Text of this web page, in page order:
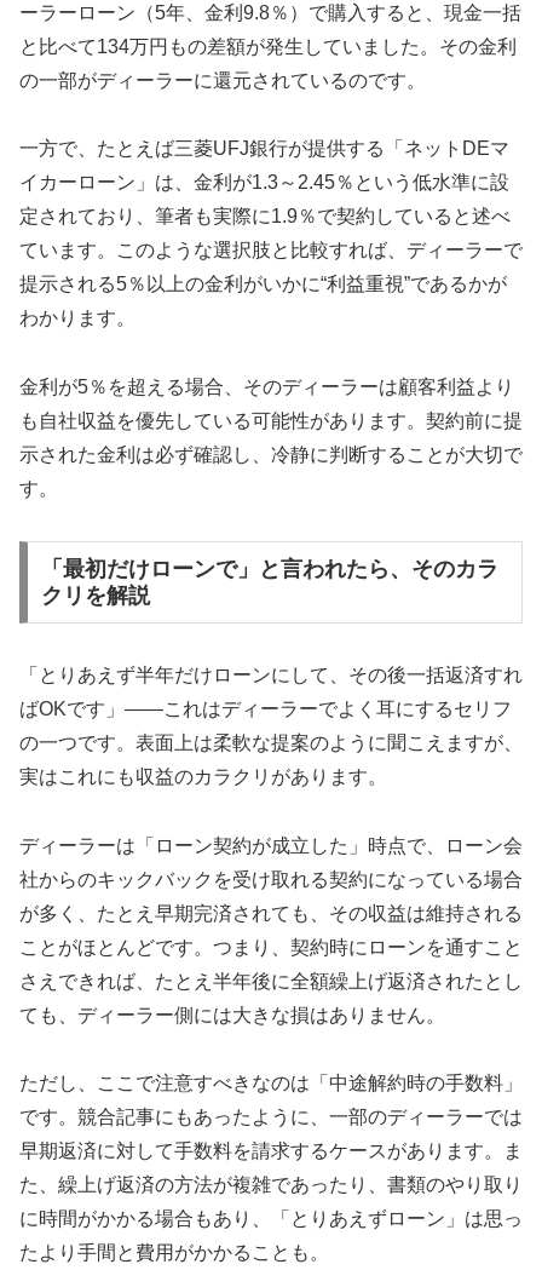
ーラーローン（5年、金利9.8％）で購入すると、現金一括
と比べて134万円もの差額が発生していました。その金利
の一部がディーラーに還元されているのです。
一方で、たとえば三菱UFJ銀行が提供する「ネットDEマ
イカーローン」は、金利が1.3～2.45％という低水準に設
定されており、筆者も実際に1.9％で契約していると述べ
ています。このような選択肢と比較すれば、ディーラーで
提示される5％以上の金利がいかに“利益重視”であるかが
わかります。
金利が5％を超える場合、そのディーラーは顧客利益より
も自社収益を優先している可能性があります。契約前に提
示された金利は必ず確認し、冷静に判断することが大切で
す。
「最初だけローンで」と言われたら、そのカラ
クリを解説
「とりあえず半年だけローンにして、その後一括返済すれ
ばOKです」――これはディーラーでよく耳にするセリフ
の一つです。表面上は柔軟な提案のように聞こえますが、
実はこれにも収益のカラクリがあります。
ディーラーは「ローン契約が成立した」時点で、ローン会
社からのキックバックを受け取れる契約になっている場合
が多く、たとえ早期完済されても、その収益は維持される
ことがほとんどです。つまり、契約時にローンを通すこと
さえできれば、たとえ半年後に全額繰上げ返済されたとし
ても、ディーラー側には大きな損はありません。
ただし、ここで注意すべきなのは「中途解約時の手数料」
です。競合記事にもあったように、一部のディーラーでは
早期返済に対して手数料を請求するケースがあります。ま
た、繰上げ返済の方法が複雑であったり、書類のやり取り
に時間がかかる場合もあり、「とりあえずローン」は思っ
たより手間と費用がかかることも。